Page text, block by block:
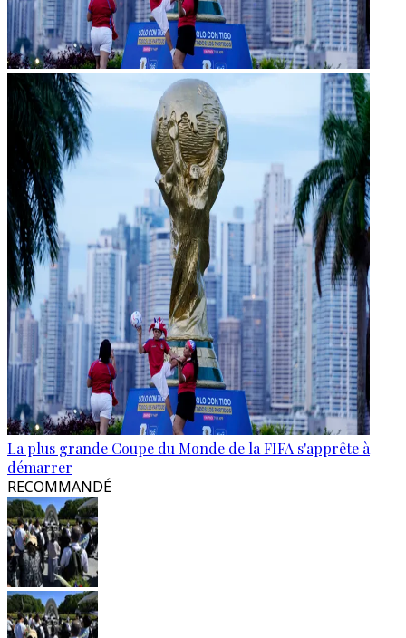
La plus grande Coupe du Monde de la FIFA s'apprête à
démarrer
RECOMMANDÉ